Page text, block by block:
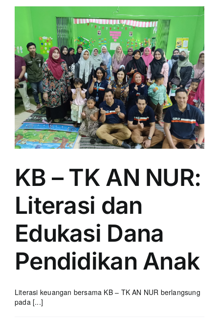
KB – TK AN NUR:
Literasi dan
Edukasi Dana
Pendidikan Anak
Literasi keuangan bersama KB – TK AN NUR berlangsung
pada [...]